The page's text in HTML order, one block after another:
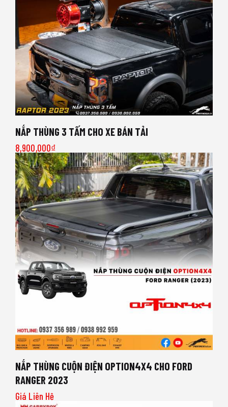
NẮP THÙNG 3 TẤM CHO XE BÁN TẢI
8,900,000₫
NẮP THÙNG CUỘN ĐIỆN OPTION4X4 CHO FORD
RANGER 2023
Giá Liên Hệ